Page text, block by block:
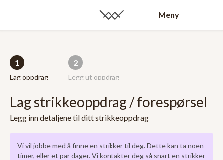
Meny
1
Lag oppdrag
2
Legg ut oppdrag
Lag strikkeoppdrag / forespørsel
Legg inn detaljene til ditt strikkeoppdrag
Vi vil jobbe med å finne en strikker til deg. Dette kan ta noen
timer, eller et par dager. Vi kontakter deg så snart en strikker